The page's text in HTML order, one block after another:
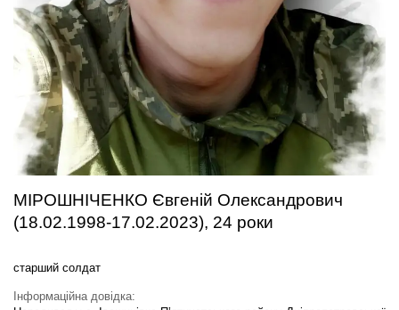
МІРОШНІЧЕНКО Євгеній Олександрович
(18.02.1998-17.02.2023), 24 роки
старший солдат
Інформаційна довідка: